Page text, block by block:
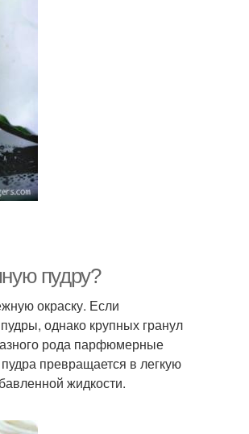
пудру?
окраску. Если
однако крупных гранул
рода парфюмерные
превращается в легкую
жидкости.